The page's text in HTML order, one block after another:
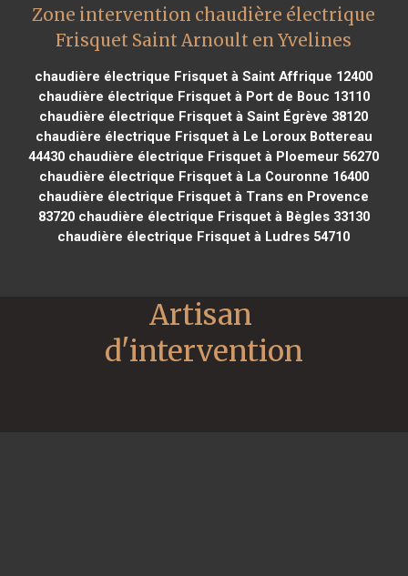
Zone intervention chaudière électrique
Frisquet Saint Arnoult en Yvelines
chaudière électrique Frisquet à Saint Affrique 12400
chaudière électrique Frisquet à Port de Bouc 13110
chaudière électrique Frisquet à Saint Égrève 38120
chaudière électrique Frisquet à Le Loroux Bottereau
44430 chaudière électrique Frisquet à Ploemeur 56270
chaudière électrique Frisquet à La Couronne 16400
chaudière électrique Frisquet à Trans en Provence
83720chaudière électrique Frisquet à Bègles 33130
chaudière électrique Frisquet à Ludres 54710
Artisan
d'intervention